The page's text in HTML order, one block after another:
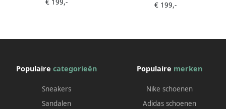
€ 199,-
€ 199,-
Populaire categorieën
Sneakers
Sandalen
Populaire merken
Nike schoenen
Adidas schoenen